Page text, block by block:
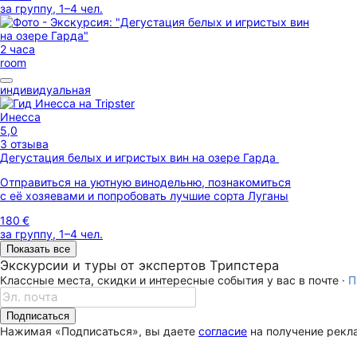
за группу, 1–4 чел.
2 часа
room
индивидуальная
Инесса
5,0
3 отзыва
Дегустация белых и игристых вин на озере Гарда
Отправиться на уютную винодельню, познакомиться
с её хозяевами и попробовать лучшие сорта Луганы
180 €
за группу, 1–4 чел.
Показать все
Экскурсии и туры от экспертов Трипстера
Классные места, скидки и интересные события у вас в почте ·
Подписаться
Нажимая «Подписаться», вы даете согласие на получение